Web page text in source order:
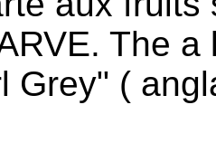
The
Grey" (